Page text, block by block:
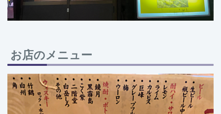
お店のメニュー